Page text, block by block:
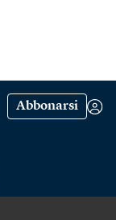
Abbonarsi